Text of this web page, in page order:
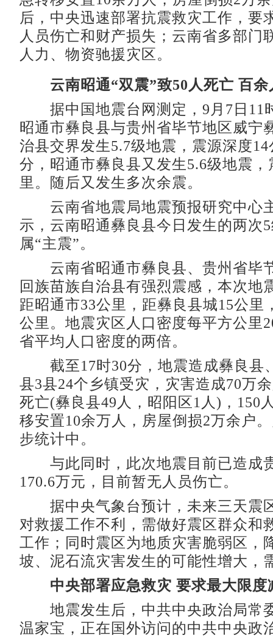
后，中央迅速部署抗震救灾工作，要
人员伤亡和财产损失；云南省多部门
人力、物资驰援灾区。
云南昭通“双震”致50人死亡 百余
据中国地震台网测定，9月7日11
昭通市彝良县与贵州省毕节地区威宁
治县交界发生5.7级地震，震源深度14
分，昭通市彝良县又发生5.6级地震，
里。随后又发生多次余震。
云南省地震局地震预报研究中心
示，云南昭通彝良县今日发生的两次
属“主震”。
云南省昭通市彝良县、贵州省毕
回族苗族自治县有强烈震感，本次地
距昭通市33公里，距彝良县城15公里
公里。地震灾区人口密度每平方公里
省平均人口密度的两倍。
截至17时30分，地震造成彝良县
县3县24个乡镇受灾，灾害造成70万
死亡(彝良县49人，昭阳区1人)，150
移安置10余万人，房屋倒损2万余户
步统计中。
与此同时，此次地震目前已造成
170.6万元，目前暂无人员伤亡。
据中央气象台预计，未来三天震
对救援工作不利，需做好震区群众和
工作；同时震区为地质灾害脆弱区，
坡、泥石流灾害发生的可能性增大，
中央部署应急救灾 要求最大限度
地震发生后，中共中央政治局常
温家宝，正在国外访问的中共中央政